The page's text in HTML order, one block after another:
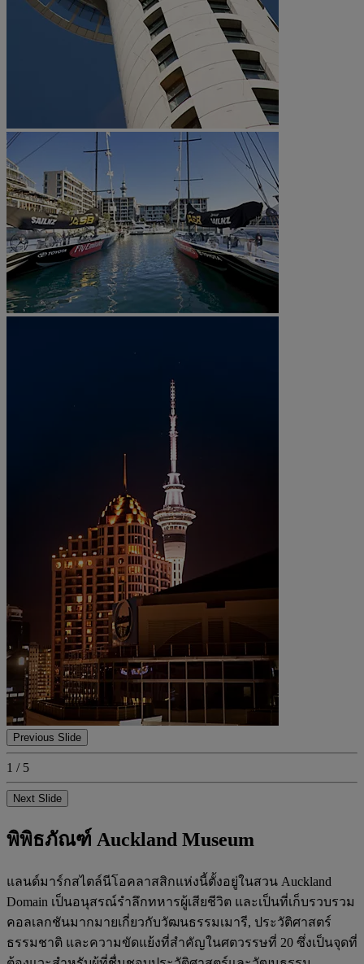
Previous Slide
1 / 5
Next Slide
พิพิธภัณฑ์ Auckland Museum
แลนด์มาร์กสไตล์นีโอคลาสสิกแห่งนี้ตั้งอยู่ในสวน Auckland
Domain เป็นอนุสรณ์รำลึกทหารผู้เสียชีวิต และเป็นที่เก็บรวบรวม
คอลเลกชันมากมายเกี่ยวกับวัฒนธรรมเมารี, ประวัติศาสตร์
ธรรมชาติ และความขัดแย้งที่สำคัญในศตวรรษที่ 20 ซึ่งเป็นจุดที่